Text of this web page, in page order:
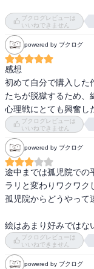
養殖される人間、マ
少しグロテスクに感じ
で飽きずに読むことが
ママとの頭脳戦がかな
ブクログレビューは
いいねできません
powered by ブクログ
感想
初めて自分で購入した
たちが脱獄するため、
心理戦にとても興奮し
ブクログレビューは
いいねできません
powered by ブクログ
途中までは孤児院での
ラリと変わりワクワク
孤児院からどうやって
絵はあまり好みではな
ブクログレビューは
いいねできません
powered by ブクログ